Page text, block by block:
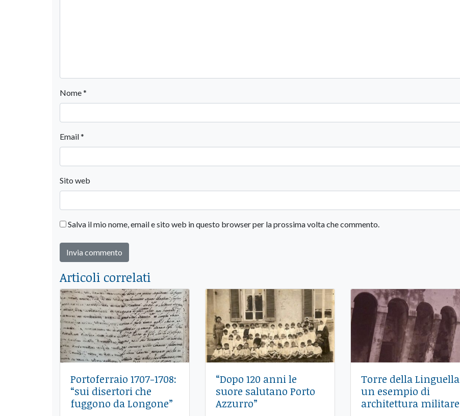
Nome*
Email*
Sito web
Salva il mio nome, email e sito web in questo browser per la prossima volta che commento.
Articoli correlati
Portoferraio 1707-1708:
“sui disertori che
fuggono da Longone”
“Dopo 120 anni le
suore salutano Porto
Azzurro”
Torre della Linguella
un esempio di
architettura militare